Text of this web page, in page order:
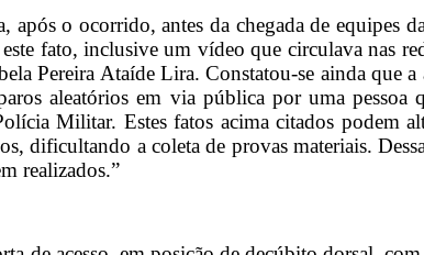
o ocorrido, antes da chegada de equipes
fato, inclusive um vídeo que circulava nas
Pereira Ataíde Lira. Constatou-se ainda que
aleatórios em via pública por uma
Militar. Estes fatos acima citados podem
dificultando a coleta de provas materiais.
realizados.”